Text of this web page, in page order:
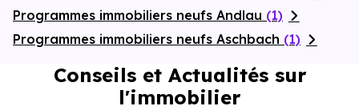
Programmes immobiliers neufs Andlau (1)
Programmes immobiliers neufs Aschbach (1)
Conseils et Actualités sur
l'immobilier